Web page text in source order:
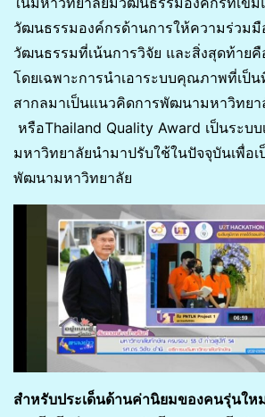
วัฒนธรรมองค์กรด้านการให้ความร่วมมื
วัฒนธรรมที่เน้นการวิจัย และสิ่งสุดท้าย
โดยเฉพาะการนำเอาระบบคุณภาพที่เป็
สากลมาเป็นแนวคิดการพัฒนามหาวิทยา
หรือThailand Quality Award เป็นระบ
มหาวิทยาลัยนำมาปรับใช้ในปัจจุบันเพื่อเ
พัฒนามหาวิทยาลัย
สำหรับประเด็นด้านค่านิยมของคนรุ่นให